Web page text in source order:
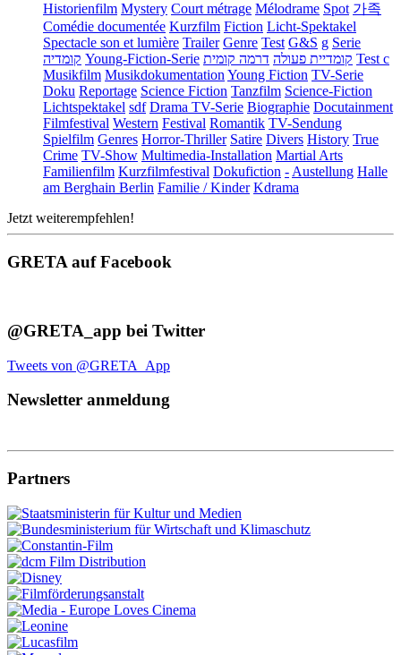
Historienfilm Mystery Court métrage Mélodrame Spot 가족
Comédie documentée Kurzfilm Fiction Licht-Spektakel
Spectacle son et lumière Trailer Genre Test G&S g Serie
קומדיה Young-Fiction-Serie קומדיית פעולה דרמה קומית
Test c
Musikfilm Musikdokumentation Young Fiction TV-Serie
Doku Reportage Science Fiction Tanzfilm Science-Fiction
Lichtspektakel sdf Drama TV-Serie Biographie Docutainment
Filmfestival Western Festival Romantik TV-Sendung
Spielfilm Genres Horror-Thriller Satire Divers History True
Crime TV-Show Multimedia-Installation Martial Arts
Familienfilm Kurzfilmfestival Dokufiction - Austellung Halle
am Berghain Berlin Familie / Kinder Kdrama
Jetzt weiterempfehlen!
GRETA auf Facebook
@GRETA_app bei Twitter
Tweets von @GRETA_App
Newsletter anmeldung
Partners